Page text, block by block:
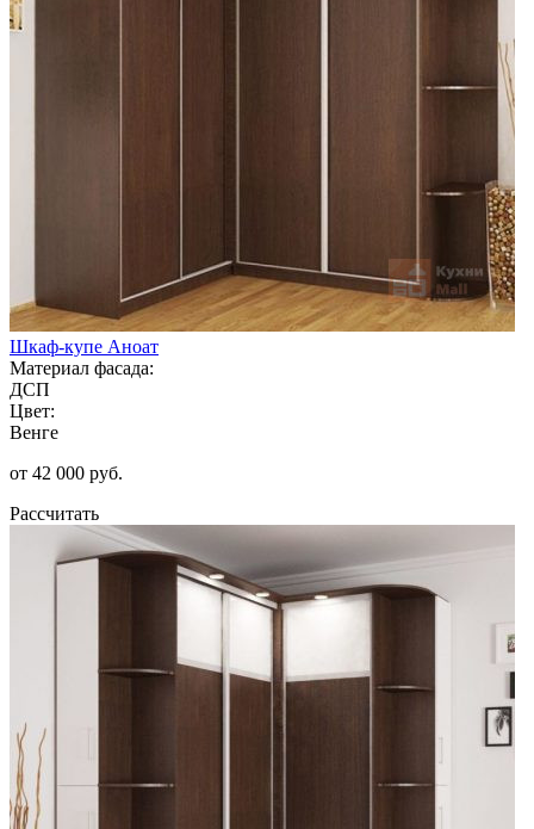
Шкаф-купе Аноат
Материал фасада:
ДСП
Цвет:
Венге
от 42 000 руб.
Рассчитать